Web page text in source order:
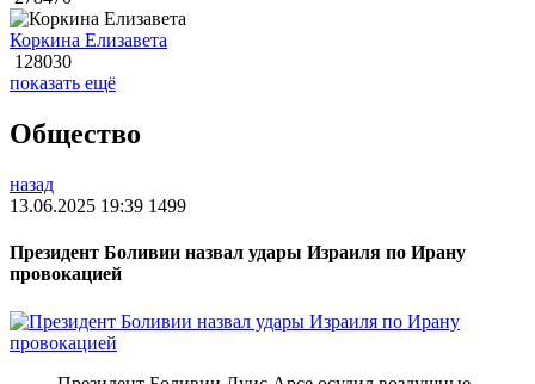
Коркина Елизавета
128030
показать ещё
Общество
назад
13.06.2025 19:39 1499
Президент Боливии назвал удары Израиля по Ирану
провокацией